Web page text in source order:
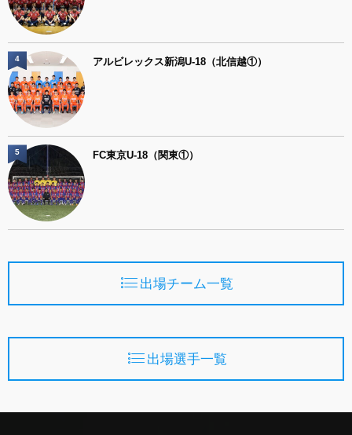
アルビレックス新潟U-18（北信越①）
4
FC東京U-18（関東①）
5
出場チーム一覧
出場選手一覧